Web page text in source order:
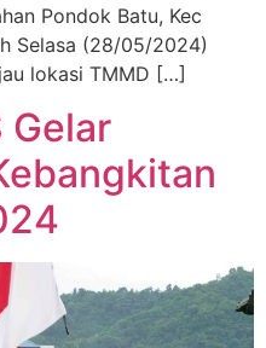
Pondok Batu, Kec
Selasa (28/05/2024)
lokasi TMMD […]
Gelar